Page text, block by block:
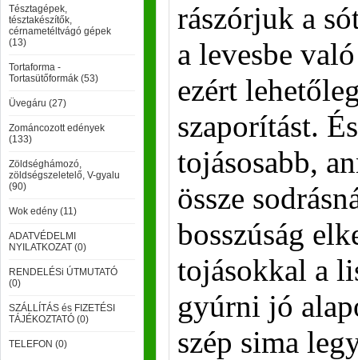
Tésztagépek,
tésztakészítők,
cérnametéltvágó gépek
(13)
Tortaforma -
Tortasütőformák (53)
Üvegáru (27)
Zománcozott edények
(133)
Zöldséghámozó,
zöldségszeletelő, V-gyalu
(90)
Wok edény (11)
ADATVÉDELMI
NYILATKOZAT (0)
RENDELÉSi ÚTMUTATÓ
(0)
SZÁLLÍTÁS és FIZETÉSI
TÁJÉKOZTATÓ (0)
TELEFON (0)
rászórjuk a
a levesbe
ezért
szaporítást.
tojásosabb,
össze
bosszúság
tojásokkal a
gyúrni jó
szép sima